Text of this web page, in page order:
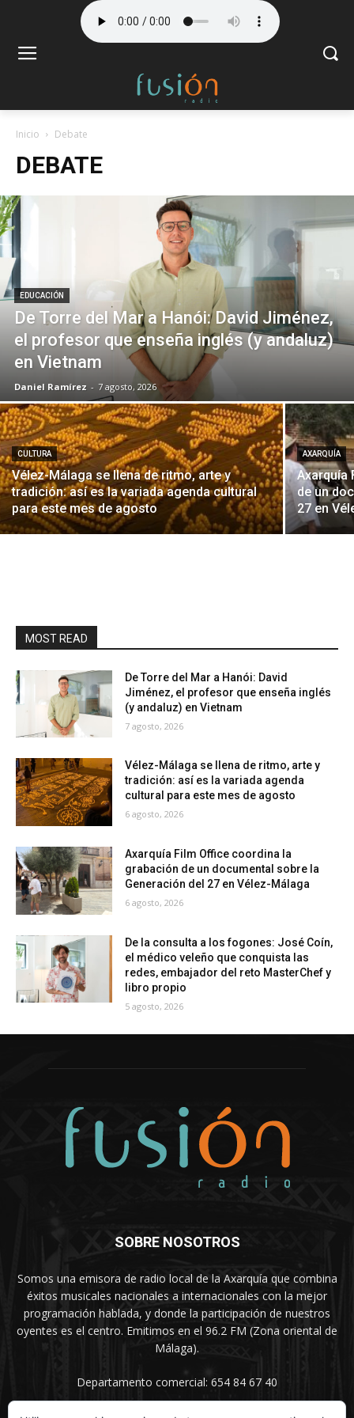
Inicio Debate
DEBATE
EDUCACIÓN
De Torre del Mar a Hanói: David Jiménez,
el profesor que enseña inglés (y andaluz)
en Vietnam
Daniel Ramírez - 7 agosto, 2026
CULTURA
Vélez-Málaga se llena de ritmo, arte y
tradición: así es la variada agenda cultural
para este mes de agosto
AXARQUÍA
Axarquía
de un
27 en
MOST READ
De Torre del Mar a Hanói: David
Jiménez, el profesor que enseña inglés
(y andaluz) en Vietnam
7 agosto, 2026
Vélez-Málaga se llena de ritmo, arte y
tradición: así es la variada agenda
cultural para este mes de agosto
6 agosto, 2026
Axarquía Film Office coordina la
grabación de un documental sobre la
Generación del 27 en Vélez-Málaga
6 agosto, 2026
De la consulta a los fogones: José Coín,
el médico veleño que conquista las
redes, embajador del reto MasterChef y
libro propio
5 agosto, 2026
SOBRE NOSOTROS
Somos una emisora de radio local de la Axarquía que combina
éxitos musicales nacionales a internacionales con la mejor
programación hablada, y donde la participación de nuestros
oyentes es el centro. Emitimos en el 96.2 FM (Zona oriental de
Málaga).
Departamento comercial: 654 84 67 40